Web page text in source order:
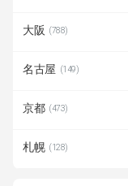
大阪 (788)
名古屋 (149)
京都 (473)
札幌 (128)